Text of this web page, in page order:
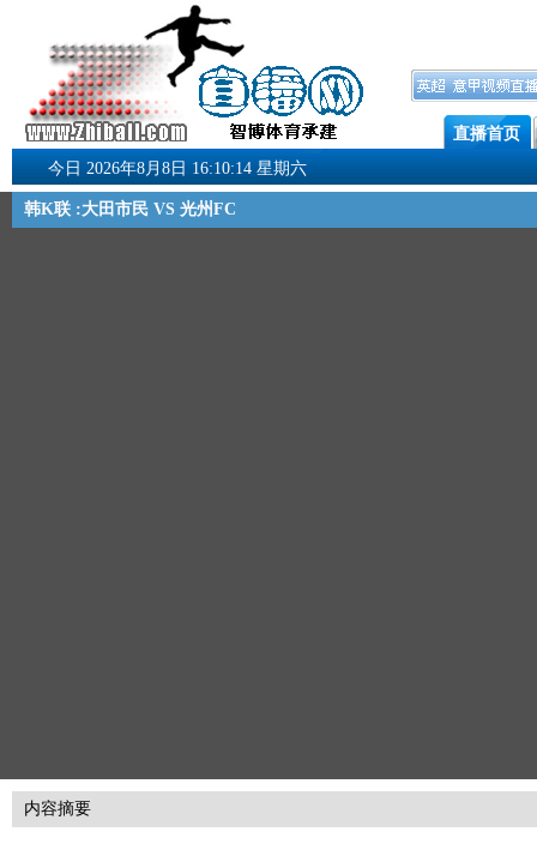
直播首页
今日 2026年8月8日 16:10:14 星期六
韩K联 :大田市民 VS 光州FC
内容摘要